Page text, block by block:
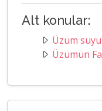
Alt konular:
Üzüm
Üzümün